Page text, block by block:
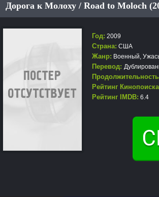
Дорога к Молоху / Road to Moloch
Год: 2009
Страна: США
Жанр: Военный,
Перевод:
Рейтинг
Рейтинг IMDB: 6.4